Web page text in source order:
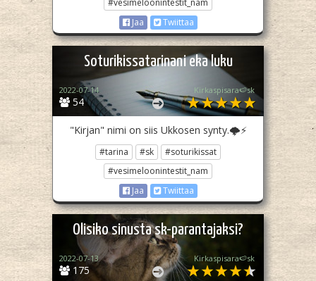
#vesimeloonintestit_nam
Jaa
Twiittaa
Soturikissatarinani eka luku
54
2022-07-14 Kirkaspisara🍉sk
"Kirjan" nimi on siis Ukkosen synty.🌩⚡️
#tarina #sk
#soturikissat
#vesimeloonintestit_nam
Jaa
Twiittaa
Olisiko sinusta sk-parantajaksi?
175
2022-07-13 Kirkaspisara🍉sk